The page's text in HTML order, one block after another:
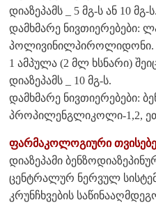
დიაზეპამს _ 5 მგ-ს ან 10 მგ-ს.
დამხმარე ნივთიერებები:
პოლივინილპიროლიდონი.
1 ამპულა (2 მლ ხსნარი)
დიაზეპამს _ 10 მგ-ს.
დამხმარე ნივთიერებები:
პროპილენგლიკოლი-1,2,
ფარმაკოლოგიური
დიაზეპამი
ცენტრალურ ნერვულ
კრუნჩხვების